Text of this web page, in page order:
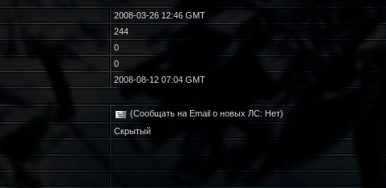
2008-03-26 12:46 GMT
244
0
0
2008-08-12 07:04 GMT
(Сообщать на Email о новых ЛС: Нет)
Скрытый